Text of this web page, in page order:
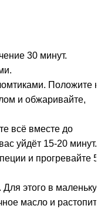
30 минут.
Положите
и обжаривайте,
всё вместе до
уйдёт 15-20 минут.
и прогревайте 5
Для этого в
масло и